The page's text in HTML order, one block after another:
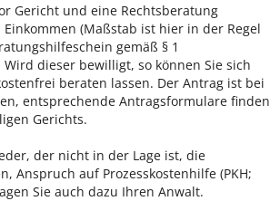
Gericht und eine Rechtsberatung
(Maßstab ist hier in der Regel
gemäß § 1
dieser bewilligt, so können Sie sich
beraten lassen. Der Antrag ist bei
entsprechende Antragsformulare finden
Gerichts.
der nicht in der Lage ist, die
Anspruch auf Prozesskostenhilfe (PKH;
Sie auch dazu Ihren Anwalt.